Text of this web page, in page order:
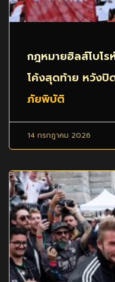
กฎหมายฮิลส์โบโร
โค้งสุดท้าย หวัง
ภัยพิบัติ
14 กรกฎาคม 2026